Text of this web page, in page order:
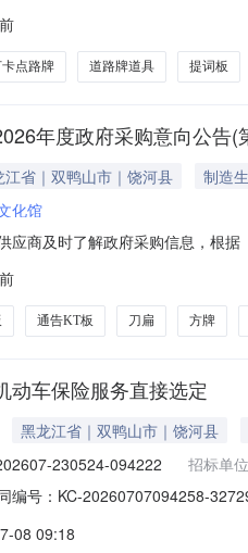
个；“由此上楼”指示牌
点路牌 道路牌道具 提词板
年度政府采购意向公告(
江省｜双鸭山市｜饶河县 制造
化馆
应商及时了解政府采购信息，根
此上楼”指示牌彩印雪芙板*1个；
通告KT板 刀扁 方牌
动车保险服务直接选定
黑龙江省｜双鸭山市｜饶河县
230524-094222 招标单位
编号：KC-20260707094258-
山市分公司地址：黑龙江省双鸭
08 09:18